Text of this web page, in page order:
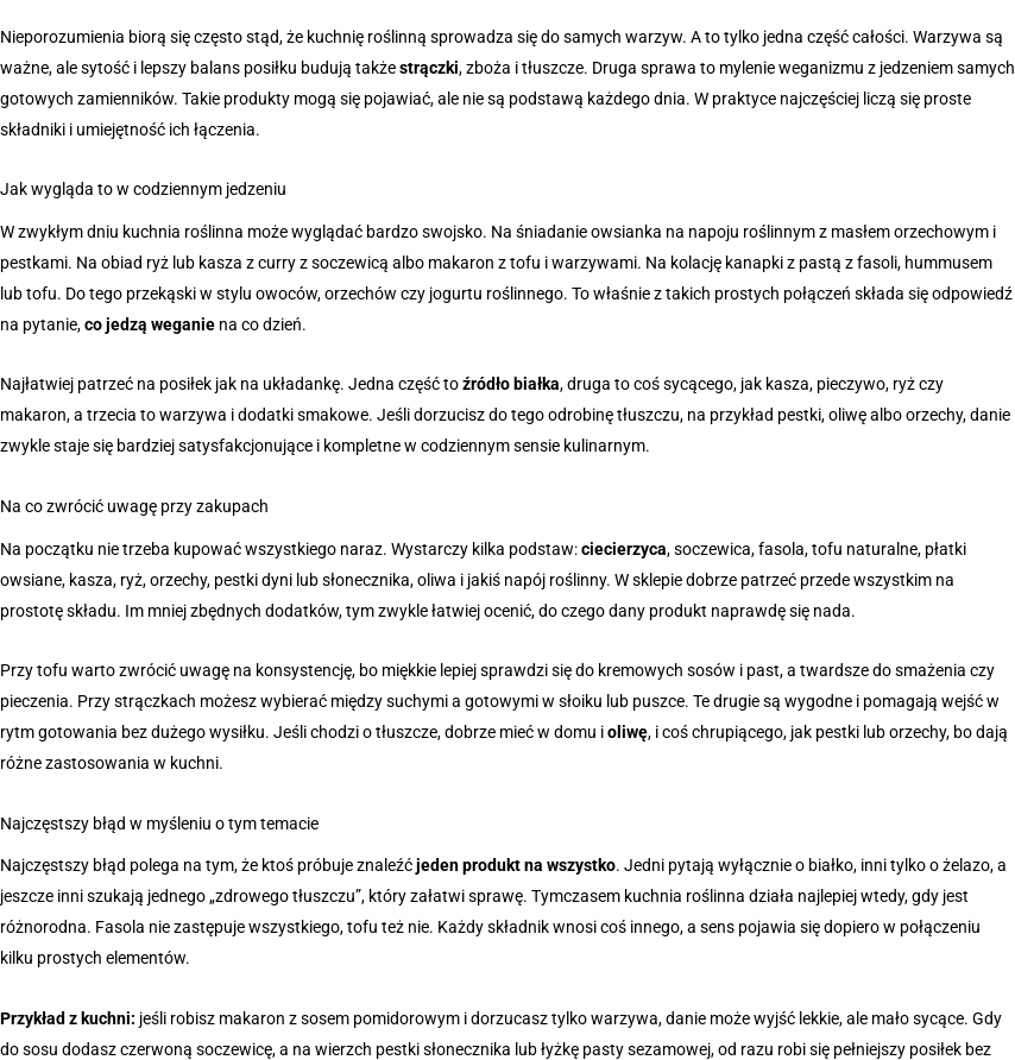
Nieporozumienia biorą się często stąd, że kuchnię roślinną sprowadza się do samych warzyw. A to tylko jedna część całości. Warzywa są
ważne, ale sytość i lepszy balans posiłku budują takżestrączki, zboża i tłuszcze. Druga sprawa to mylenie weganizmu z jedzeniem samych
gotowych zamienników. Takie produkty mogą się pojawiać, ale nie są podstawą każdego dnia. W praktyce najczęściej liczą się proste
składniki i umiejętność ich łączenia.
Jak wygląda to w codziennym jedzeniu
W zwykłym dniu kuchnia roślinna może wyglądać bardzo swojsko. Na śniadanie owsianka na napoju roślinnym z masłem orzechowym i
pestkami. Na obiad ryż lub kasza z curry z soczewicą albo makaron z tofu i warzywami. Na kolację kanapki z pastą z fasoli, hummusem
lub tofu. Do tego przekąski w stylu owoców, orzechów czy jogurtu roślinnego. To właśnie z takich prostych połączeń składa się odpowiedź
na pytanie,co jedzą weganie na co dzień.
Najłatwiej patrzeć na posiłek jak na układankę. Jedna część toźródło białka, druga to coś sycącego, jak kasza, pieczywo, ryż czy
makaron, a trzecia to warzywa i dodatki smakowe. Jeśli dorzucisz do tego odrobinę tłuszczu, na przykład pestki, oliwę albo orzechy, danie
zwykle staje się bardziej satysfakcjonujące i kompletne w codziennym sensie kulinarnym.
Na co zwrócić uwagę przy zakupach
Na początku nie trzeba kupować wszystkiego naraz. Wystarczy kilka podstaw:ciecierzyca, soczewica, fasola, tofu naturalne, płatki
owsiane, kasza, ryż, orzechy, pestki dyni lub słonecznika, oliwa i jakiś napój roślinny. W sklepie dobrze patrzeć przede wszystkim na
prostotę składu. Im mniej zbędnych dodatków, tym zwykle łatwiej ocenić, do czego dany produkt naprawdę się nada.
Przy tofu warto zwrócić uwagę na konsystencję, bo miękkie lepiej sprawdzi się do kremowych sosów i past, a twardsze do smażenia czy
pieczenia. Przy strączkach możesz wybierać między suchymi a gotowymi w słoiku lub puszce. Te drugie są wygodne i pomagają wejść w
rytm gotowania bez dużego wysiłku. Jeśli chodzi o tłuszcze, dobrze mieć w domu ioliwę, i coś chrupiącego, jak pestki lub orzechy, bo dają
różne zastosowania w kuchni.
Najczęstszy błąd w myśleniu o tym temacie
Najczęstszy błąd polega na tym, że ktoś próbuje znaleźćjeden produkt na wszystko. Jedni pytają wyłącznie o białko, inni tylko o żelazo, a
jeszcze inni szukają jednego „zdrowego tłuszczu”, który załatwi sprawę. Tymczasem kuchnia roślinna działa najlepiej wtedy, gdy jest
różnorodna. Fasola nie zastępuje wszystkiego, tofu też nie. Każdy składnik wnosi coś innego, a sens pojawia się dopiero w połączeniu
kilku prostych elementów.
Przykład z kuchni: jeśli robisz makaron z sosem pomidorowym i dorzucasz tylko warzywa, danie może wyjść lekkie, ale mało sycące. Gdy
do sosu dodasz czerwoną soczewicę, a na wierzch pestki słonecznika lub łyżkę pasty sezamowej, od razu robi się pełniejszy posiłek bez